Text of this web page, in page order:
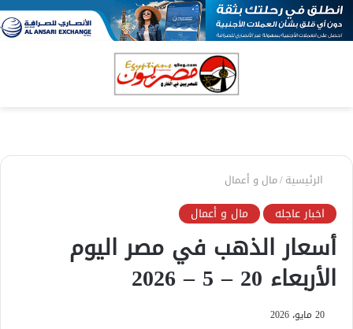
الرئيسية/مال و أعمال
اخبار عاجله مال و أعمال
أسعار الذهب في مصر اليوم
الأربعاء 20 – 5 – 2026
20 مايو، 2026